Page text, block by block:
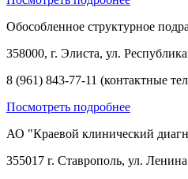
Обособленное структурное
358000, г. Элиста, ул.
8 (961) 843-77-11 (контактные
Посмотреть подробнее
АО "Краевой клинический
355017 г. Ставрополь, ул.